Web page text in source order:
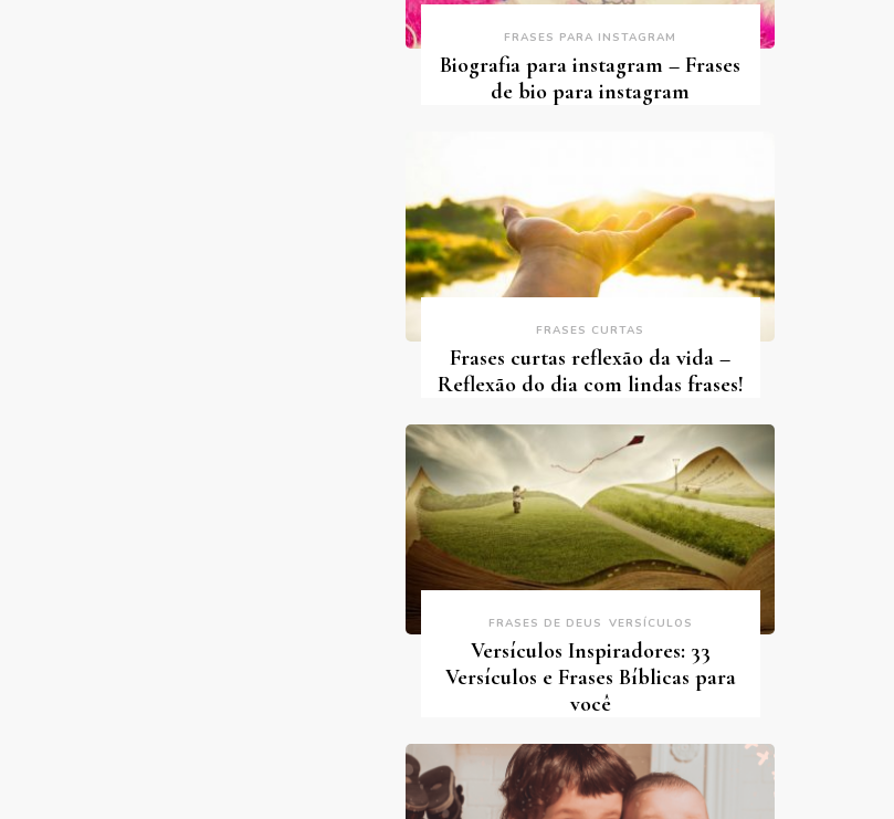
FRASES PARA INSTAGRAM
Biografia para instagram – Frases
de bio para instagram
FRASES CURTAS
Frases curtas reflexão da vida –
Reflexão do dia com lindas frases!
FRASES DE DEUS VERSÍCULOS
Versículos Inspiradores: 33
Versículos e Frases Bíblicas para
você